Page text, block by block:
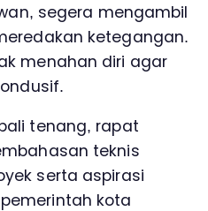
segera mengambil
ketegangan.
menahan diri agar
tenang, rapat
teknis
serta aspirasi
kota